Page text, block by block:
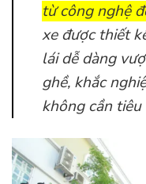
từ công nghệ
xe được thiết
lái dễ dàng
ghề, khắc
không cần